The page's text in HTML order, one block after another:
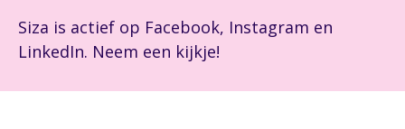
Siza is actief op Facebook, Instagram en
LinkedIn. Neem een kijkje!